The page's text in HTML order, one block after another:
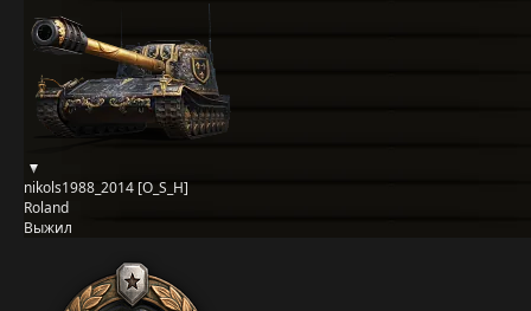
nikols1988_2014 [O_S_H]
Roland
Выжил